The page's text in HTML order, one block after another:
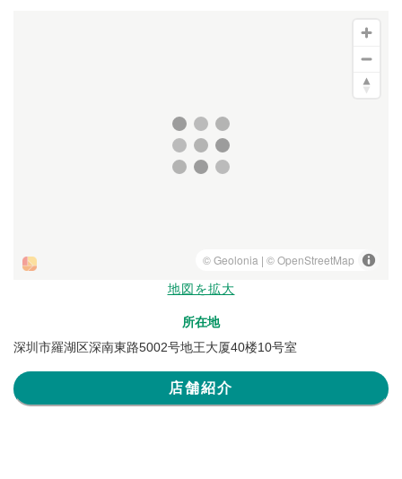
地図を拡大
所在地
深圳市羅湖区深南東路5002号地王大厦40楼10号室
店舗紹介